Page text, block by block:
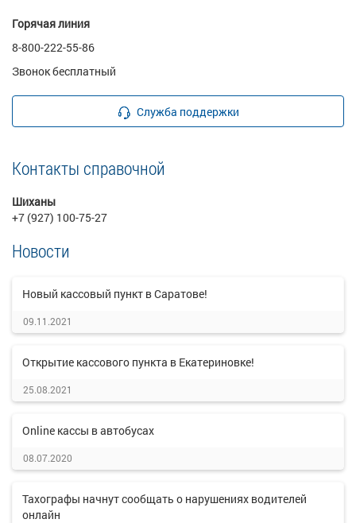
Горячая линия
8-800-222-55-86
Звонок бесплатный
Служба поддержки
Контакты справочной
Шиханы
+7 (927) 100-75-27
Новости
Новый кассовый пункт в Саратове!
09.11.2021
Открытие кассового пункта в Екатериновке!
25.08.2021
Online кассы в автобусах
08.07.2020
Тахографы начнут сообщать о нарушениях водителей
онлайн